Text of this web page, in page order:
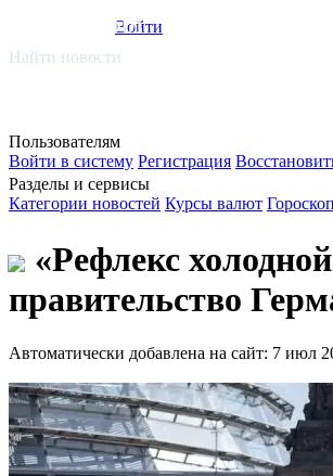
smi.mobi
Войти
Найти новости
Пользователям
Войти в систему Регистрация
Разделы и сервисы
Категории новостей Курсы валют
«Рефлекс
правительство
Автоматически добавлена на сайт: 7 июл